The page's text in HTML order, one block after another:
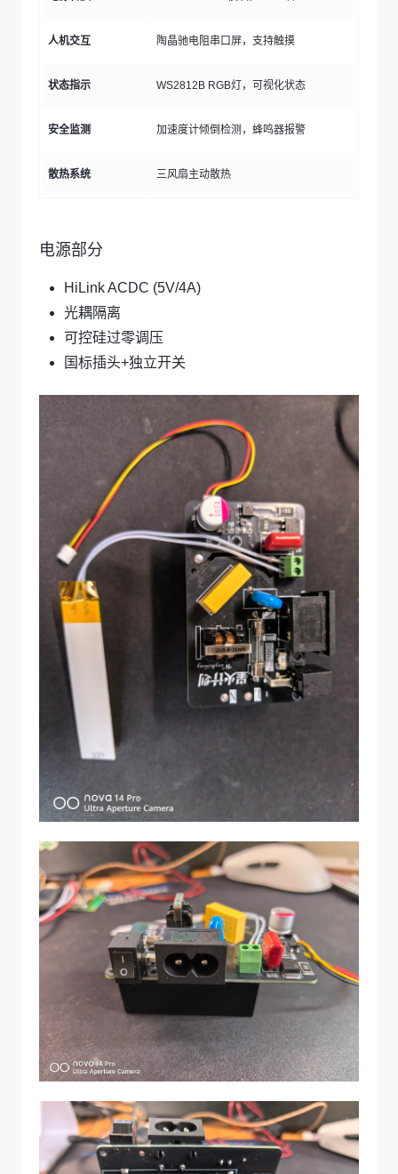
人机交互 陶晶驰电阻串口屏，支持触摸
状态指示 WS2812B RGB灯，可视化状态
安全监测 加速度计倾倒检测，蜂鸣器报警
散热系统 三风扇主动散热
电源部分
HiLink ACDC (5V/4A)
光耦隔离
可控硅过零调压
国标插头+独立开关